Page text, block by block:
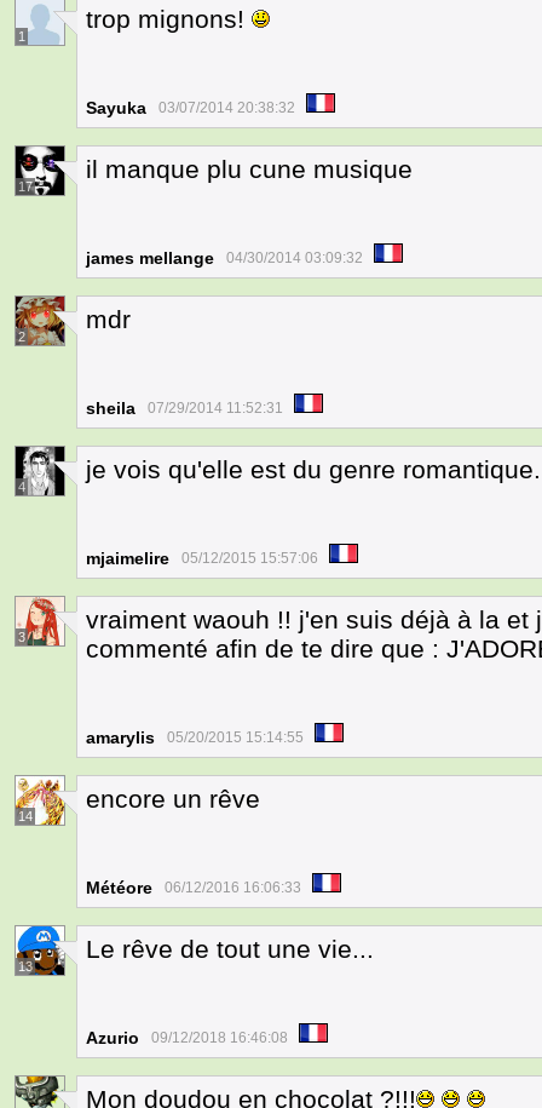
1
trop mignons!
Sayuka 03/07/2014 20:38:32
17
il manque plu cune musique
james mellange 04/30/2014 03:09:32
2
mdr
sheila 07/29/2014 11:52:31
4
je vois qu'elle est du genre
mjaimelire 05/12/2015 15:57:06
3
vraiment waouh !! j'en suis déjà à la
commenté afin de te dire que :
amarylis 05/20/2015 15:14:55
14
encore un rêve
Météore 06/12/2016 16:06:33
13
Le rêve de tout une vie...
Azurio 09/12/2018 16:46:08
Mon doudou en chocolat ?!!!